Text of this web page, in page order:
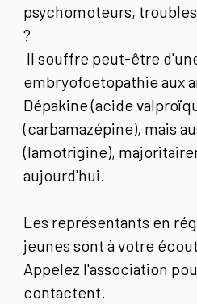
psychomoteurs,
?
Il souffre peut-être
embryofoetopathie aux
Dépakine (acide
(carbamazépine), mais
(lamotrigine),
aujourd'hui.
Les représentants en
jeunes sont à votre
Appelez l'association
contactent.